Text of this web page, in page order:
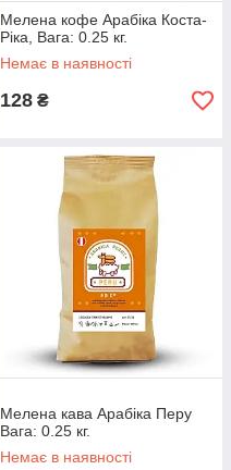
Мелена кофе Арабіка Коста-
Ріка, Вага: 0.25 кг.
Немає в наявності
128 ₴
Мелена кава Арабіка Перу
Вага: 0.25 кг.
Немає в наявності